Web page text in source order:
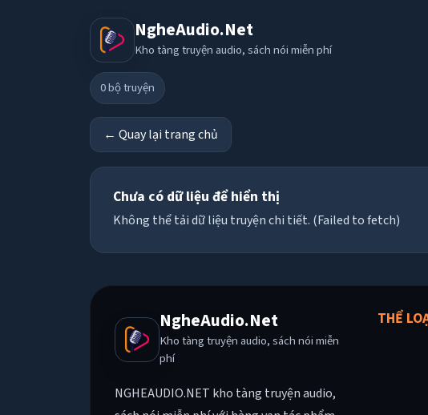
NgheAudio.Net
Kho tàng truyện audio, sách nói miễn phí
0bộ truyện
← Quay lại trang chủ
Chưa có dữ liệu để hiển thị
Không thể tải dữ liệu truyện chi tiết. (Failed to fetch)
NgheAudio.Net
Kho tàng truyện audio, sách nói miễn
phí
NGHEAUDIO.NET kho tàng truyện audio,
THỂ